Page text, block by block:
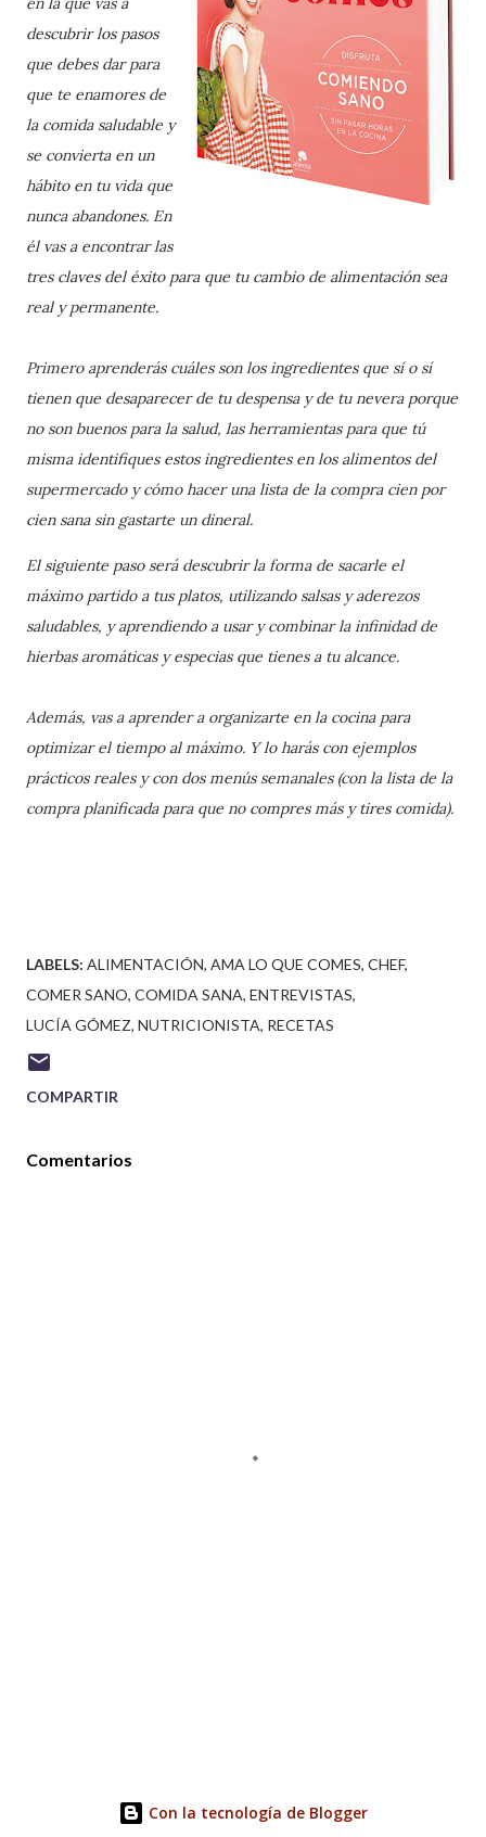
descubrir los pasos
que debes dar para
que te enamores de
la comida saludable y
se convierta en un
hábito en tu vida que
nunca abandones. En
él vas a encontrar las
tres claves del éxito para que tu cambio de alimentación sea
real y permanente.
Primero aprenderás cuáles son los ingredientes que sí o sí
tienen que desaparecer de tu despensa y de tu nevera porque
no son buenos para la salud, las herramientas para que tú
misma identifiques estos ingredientes en los alimentos del
supermercado y cómo hacer una lista de la compra cien por
cien sana sin gastarte un dineral.
El siguiente paso será descubrir la forma de sacarle el
máximo partido a tus platos, utilizando salsas y aderezos
saludables, y aprendiendo a usar y combinar la infinidad de
hierbas aromáticas y especias que tienes a tu alcance.
Además, vas a aprender a organizarte en la cocina para
optimizar el tiempo al máximo. Y lo harás con ejemplos
prácticos reales y con dos menús semanales (con la lista de la
compra planificada para que no compres más y tires comida).
LABELS: ALIMENTACIÓN AMA LO QUE COMES CHEF
COMER SANO COMIDA SANA ENTREVISTAS
LUCÍA GÓMEZ NUTRICIONISTA RECETAS
COMPARTIR
Comentarios
Con la tecnología de Blogger